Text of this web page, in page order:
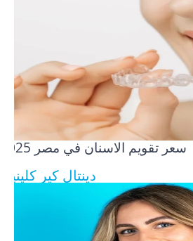
سعر تقويم الاسنان في مصر​ 2025
دينتال كير كلينيك